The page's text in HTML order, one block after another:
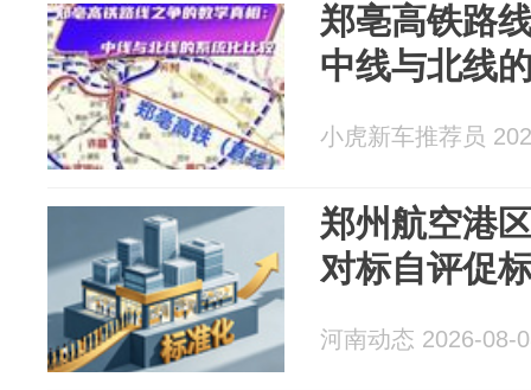
郑亳高铁路
中线与北线
小虎新车推荐员
郑州航空港
对标自评促
河南动态 2026-08-